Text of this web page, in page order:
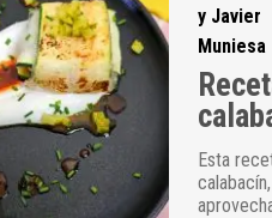
y Javier
Muniesa
Esta